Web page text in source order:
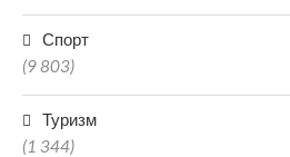
Спорт
(9 803)
Туризм
(1 344)